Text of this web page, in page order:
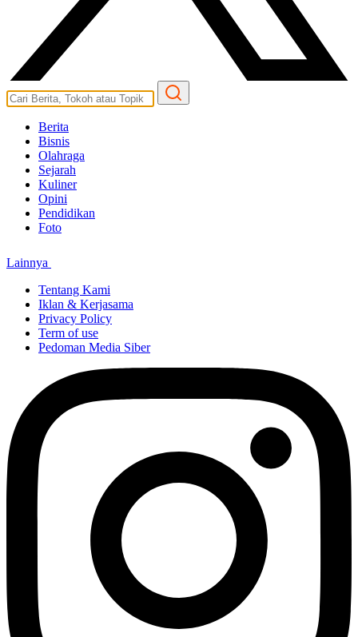
Berita
Bisnis
Olahraga
Sejarah
Kuliner
Opini
Pendidikan
Foto
Lainnya
Tentang Kami
Iklan & Kerjasama
Privacy Policy
Term of use
Pedoman Media Siber